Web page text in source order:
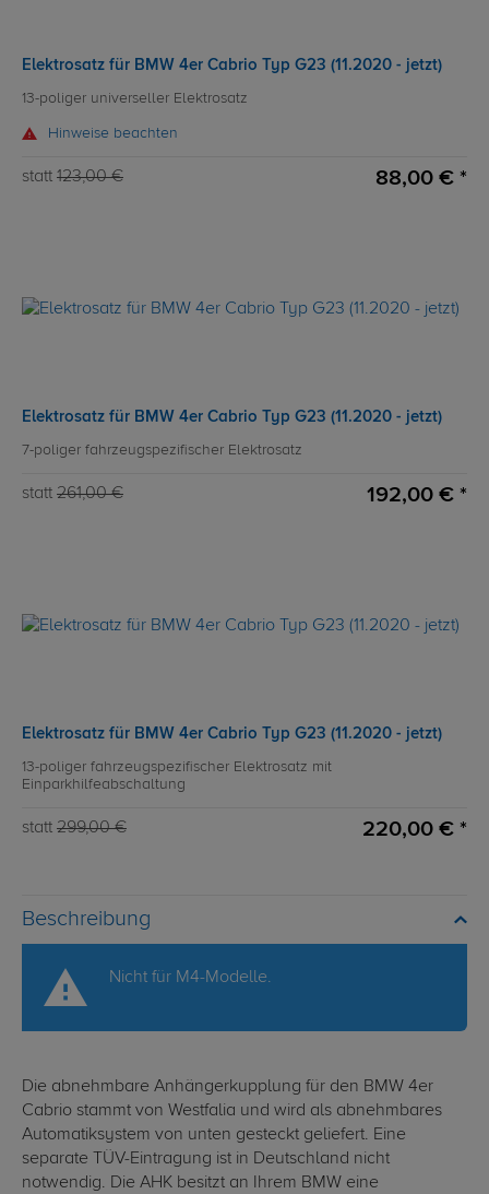
Elektrosatz für BMW 4er Cabrio Typ G23 (11.2020 - jetzt)
13-poliger universeller Elektrosatz
Hinweise beachten
statt 123,00 € 88,00 € *
Elektrosatz für BMW 4er Cabrio Typ G23 (11.2020 - jetzt)
7-poliger fahrzeugspezifischer Elektrosatz
statt 261,00 € 192,00 € *
Elektrosatz für BMW 4er Cabrio Typ G23 (11.2020 - jetzt)
13-poliger fahrzeugspezifischer Elektrosatz mit
Einparkhilfeabschaltung
statt 299,00 € 220,00 € *
Beschreibung
Nicht für M4-Modelle.
Die abnehmbare Anhängerkupplung für den BMW 4er
Cabrio stammt von Westfalia und wird als abnehmbares
Automatiksystem von unten gesteckt geliefert. Eine
separate TÜV-Eintragung ist in Deutschland nicht
notwendig. Die AHK besitzt an Ihrem BMW eine